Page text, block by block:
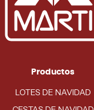
Productos
LOTES DE NAVIDAD